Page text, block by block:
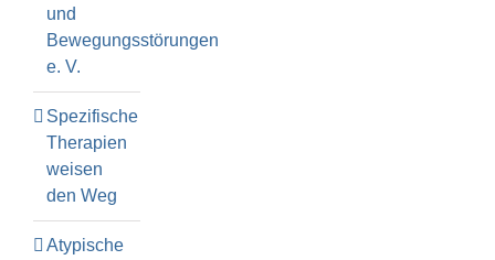
und
Bewegungsstörungen
e. V.
Spezifische
Therapien
weisen
den Weg
Atypische